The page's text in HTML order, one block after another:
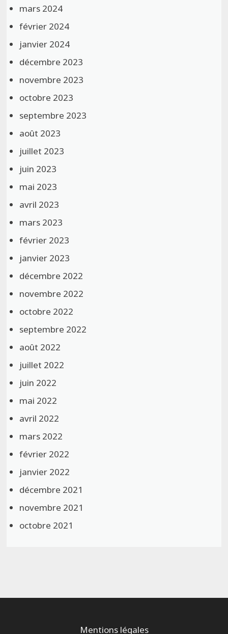
mars 2024
février 2024
janvier 2024
décembre 2023
novembre 2023
octobre 2023
septembre 2023
août 2023
juillet 2023
juin 2023
mai 2023
avril 2023
mars 2023
février 2023
janvier 2023
décembre 2022
novembre 2022
octobre 2022
septembre 2022
août 2022
juillet 2022
juin 2022
mai 2022
avril 2022
mars 2022
février 2022
janvier 2022
décembre 2021
novembre 2021
octobre 2021
Mentions légales